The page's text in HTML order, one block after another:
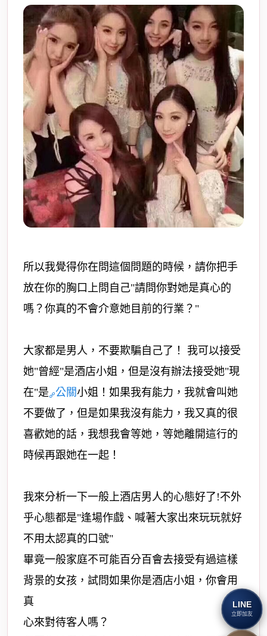
所以我覺得你在問這個問題的時候，請你把手
放在你的胸口上問自己"請問你對她是真心的
嗎？你真的不會介意她目前的行業？"
大家都是男人，不要欺騙自己了！ 我可以接受
她"曾經"是酒店小姐，但是沒有辦法接受她"現
在"是
公關小姐！如果我有能力，我就會叫她
不要做了，但是如果我沒有能力，我又真的很
喜歡她的話，我想我會等她，等她離開這行的
時候再跟她在一起！
我來分析一下一般上酒店男人的心態好了!不外
乎心態都是"逢場作戲、喊著大家出來玩玩就好
不用太認真的口號"
畢竟一般家庭不可能百分百會去接受有過這樣
背景的女孩，試問如果你是酒店小姐，你會用
真
心來對待客人嗎？
LINE
立即加友